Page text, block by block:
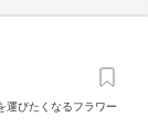
運びたくなるフラワー